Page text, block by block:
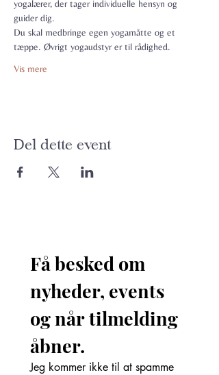
yogalærer, der tager individuelle hensyn og
guider dig.
Du skal medbringe egen yogamåtte og et
tæppe. Øvrigt yogaudstyr er til rådighed.
Vis mere
Del dette event
Få besked om
nyheder, events
og når tilmelding
Jeg kommer ikke til at spamme